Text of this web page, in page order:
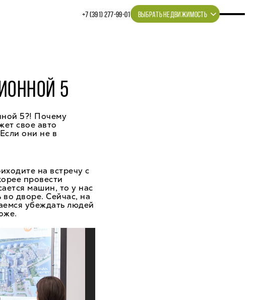
+7 (391) 277‒99‒01 ВЫБРАТЬ НЕДВИЖИМОСТЬ
5
5?! Почему
свое авто
они не в
на встречу с
провести
машин, то у нас
дворе. Сейчас, на
убеждать людей